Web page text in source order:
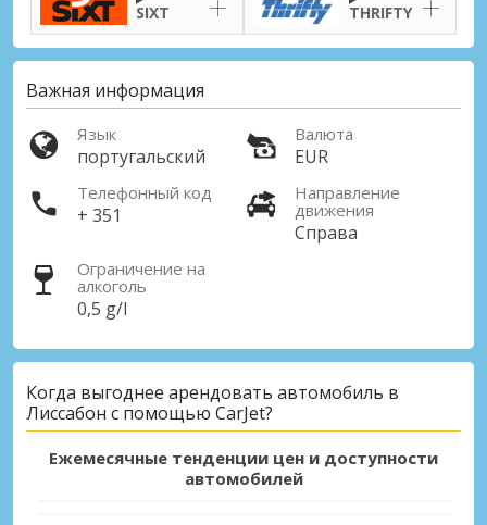
SIXT THRIFTY
Важная информация
Язык
португальский
Валюта
EUR
Телефонный код
+ 351
Направление
движения
Справа
Ограничение на
алкоголь
0,5 g/l
Когда выгоднее арендовать автомобиль в
Лиссабон с помощью CarJet?
Ежемесячные тенденции цен и доступности
автомобилей